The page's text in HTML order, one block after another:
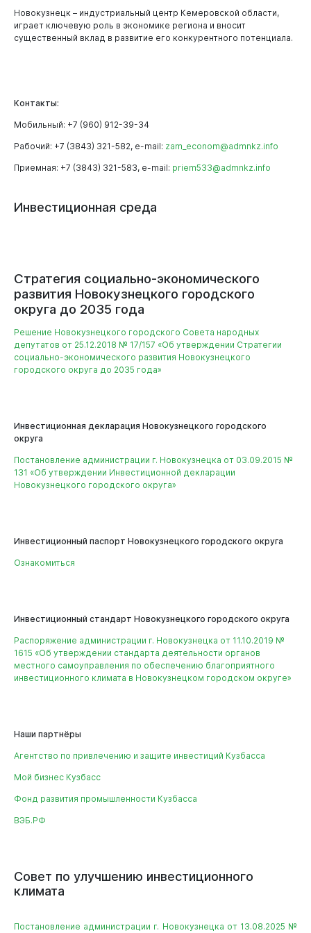
Горожанам
Бизнесу
Новокузнецк – индустриальный центр Кемеровской области,
играет ключевую роль в экономике региона и вносит
существенный вклад в развитие его конкурентного потенциала.
Контакты:
Мобильный: +7 (960) 912-39-34
Рабочий: +7 (3843) 321-582, e-mail: zam_econom@admnkz.info
Приемная: +7 (3843) 321-583, e-mail: priem533@admnkz.info
Инвестиционная среда
Стратегия социально-экономического
развития Новокузнецкого городского
округа до 2035 года
Решение Новокузнецкого городского Совета народных
депутатов от 25.12.2018 № 17/157 «Об утверждении Стратегии
социально-экономического развития Новокузнецкого
городского округа до 2035 года»
Инвестиционная декларация Новокузнецкого городского
округа
Постановление администрации г. Новокузнецка от 03.09.2015 №
131 «Об утверждении Инвестиционной декларации
Новокузнецкого городского округа»
Инвестиционный паспорт Новокузнецкого городского округа
Ознакомиться
Инвестиционный стандарт Новокузнецкого городского округа
Распоряжение администрации г. Новокузнецка от 11.10.2019 №
1615 «Об утверждении стандарта деятельности органов
местного самоуправления по обеспечению благоприятного
инвестиционного климата в Новокузнецком городском округе»
Наши партнёры
Агентство по привлечению и защите инвестиций Кузбасса
Мой бизнес Кузбасс
Фонд развития промышленности Кузбасса
ВЭБ.РФ
Совет по улучшению инвестиционного
климата
Постановление администрации г. Новокузнецка от 13.08.2025 №